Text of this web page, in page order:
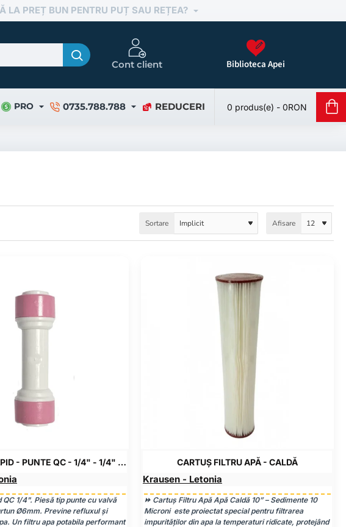
LA PREȚ BUN PENTRU PUȚ SAU REȚEA?
Cont client Biblioteca Apei
PRO 0735.788.788 REDUCERI 0 produs(e) - 0RON
Sortare Afisare
CONECTOR RAPID - PUNTE QC - 1/4" - 1/4" - CU VALVA DE SENS
QC 1/4". Piesă tip punte cu valvă
Ø6mm. Previne refluxul și
Un filtru apa potabila performant
Krausen - Letonia
CARTUȘ FILTRU APĂ - CALDĂ
⏩ Cartuș Filtru Apă Apă Caldă 10” – Sedimente 10
Microni este proiectat special pentru filtrarea
impurităților din apa la temperaturi ridicate, protejând